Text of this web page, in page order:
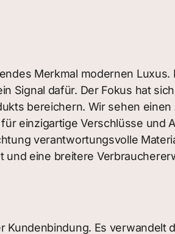
Merkmal modernen Luxus.
Signal dafür. Der Fokus hat
bereichern. Wir sehen einen
einzigartige Verschlüsse und
verantwortungsvolle
und eine breitere
Es verwandelt